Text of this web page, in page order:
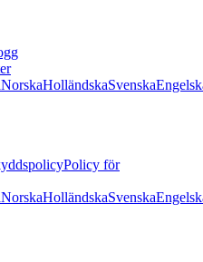
NorskaHolländskaSvenska
Policy för
NorskaHolländskaSvenska